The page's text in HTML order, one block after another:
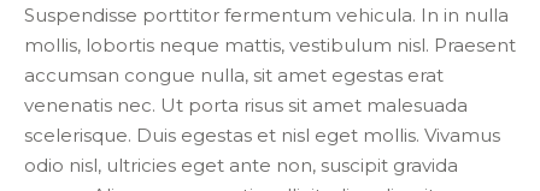
Suspendisse porttitor fermentum vehicula. In in nulla
mollis, lobortis neque mattis, vestibulum nisl. Praesent
accumsan congue nulla, sit amet egestas erat
venenatis nec. Ut porta risus sit amet malesuada
scelerisque. Duis egestas et nisl eget mollis. Vivamus
odio nisl, ultricies eget ante non, suscipit gravida